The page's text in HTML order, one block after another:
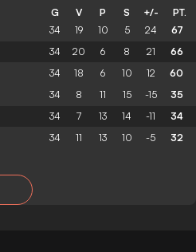
G V P S +/- PT.
34 19 10 5 24 67
34 20 6 8 21 66
34 18 6 10 12 60
34 8 11 15 -15 35
34 7 13 14 -11 34
34 11 13 10 -5 32